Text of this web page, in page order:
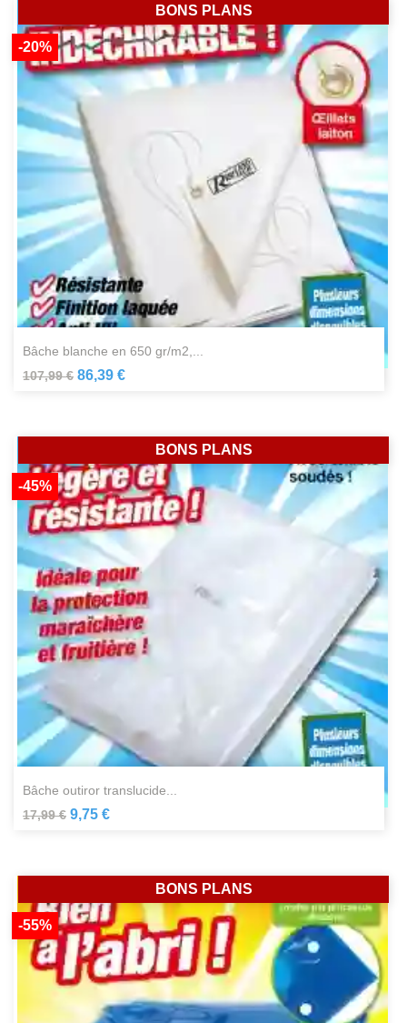
bâche blanche en 650 gr/m2,...
107,99 €
-20%
86,39 €
BONS PLANS
bâche outiror translucide...
17,99 €
-45%
9,75 €
BONS PLANS
-55%
BONS PLANS